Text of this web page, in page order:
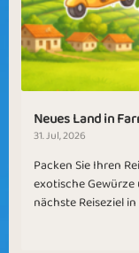
Neues Land in
31. Jul, 2026
Packen Sie Ihren
exotische
nächste Reiseziel in